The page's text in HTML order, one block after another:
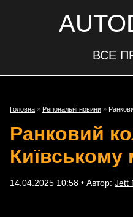
ВСЕ
Головна » Регіональні новини »
Ранковий
Київському
14.04.2025 10:58 • Автор: Jett